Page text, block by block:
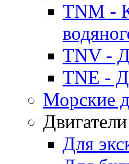
TNM -
TNV -
TNE -
Морские
Для